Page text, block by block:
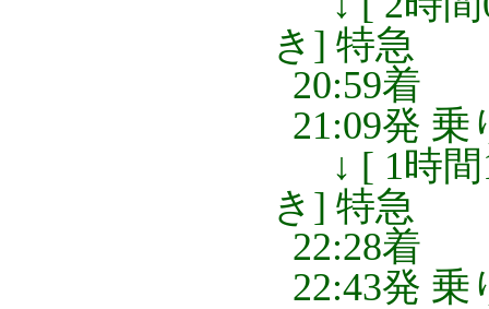
き] 特急
20:59着
21:09発
↓ [ 1時間
き] 特急
22:28着
22:43発